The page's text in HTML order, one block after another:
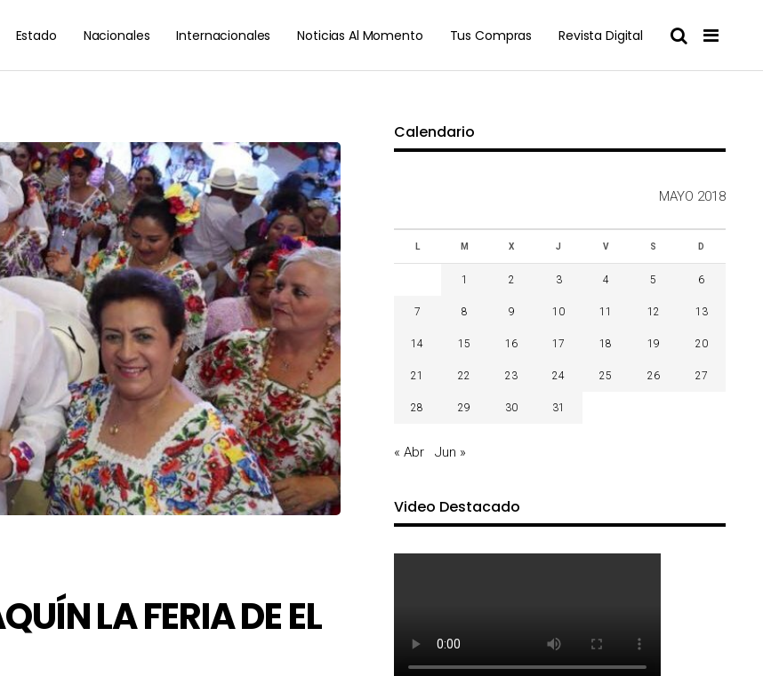
Estado Nacionales Internacionales Noticias Al Momento Tus Compras Revista Digital
LA FERIA DE EL
Calendario
MAYO 2018
L M X J V S D
1 2 3 4 5 6
7 8 9 10 11 12 13
14 15 16 17 18 19 20
21 22 23 24 25 26 27
28 29 30 31
« Abr Jun »
Video Destacado